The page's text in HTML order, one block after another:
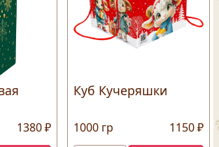
1380 ₽
Куб Кучеряшки
1000 гр 1150 ₽